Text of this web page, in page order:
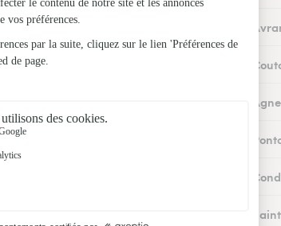
Fleuristes à
Fleuristes à
Fleuristes à
Fleuristes à
Fleuristes à
Fleuristes à